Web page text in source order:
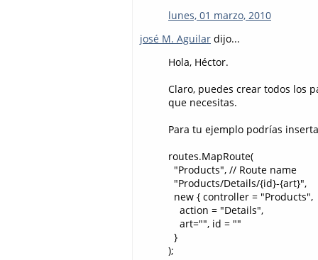
lunes, 01 marzo, 2010
josé M. Aguilar dijo...
Hola, Héctor.
Claro, puedes crear todos los
que necesitas.
Para tu ejemplo podrías
routes.MapRoute(
"Products", // Route name
"Products/Details/{id}-{art}",
new { controller = "Products",
action = "Details",
art="", id = ""
}
);